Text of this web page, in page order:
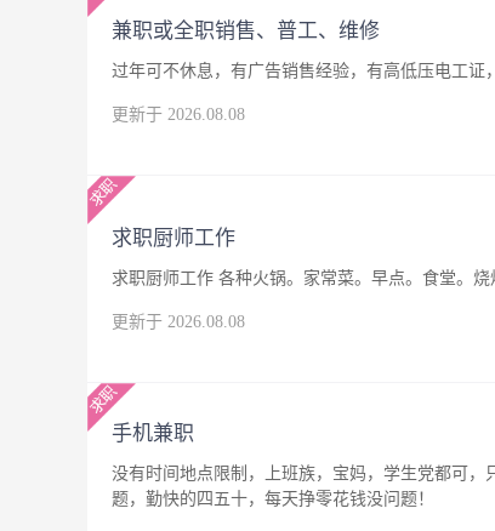
兼职或全职销售、普工、维修
过年可不休息，有广告销售经验，有高低压电工证
更新于 2026.08.08
求职厨师工作
求职厨师工作 各种火锅。家常菜。早点。食堂。烧
更新于 2026.08.08
手机兼职
没有时间地点限制，上班族，宝妈，学生党都可
题，勤快的四五十，每天挣零花钱没问题！